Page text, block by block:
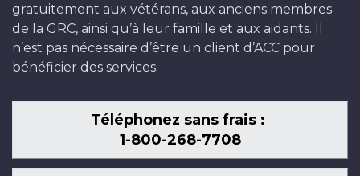
gratuitement aux vétérans, aux anciens membres
de la GRC, ainsi qu’à leur famille et aux aidants. Il
n’est pas nécessaire d’être un client d’ACC pour
bénéficier des services.
Téléphonez sans frais :
1-800-268-7708